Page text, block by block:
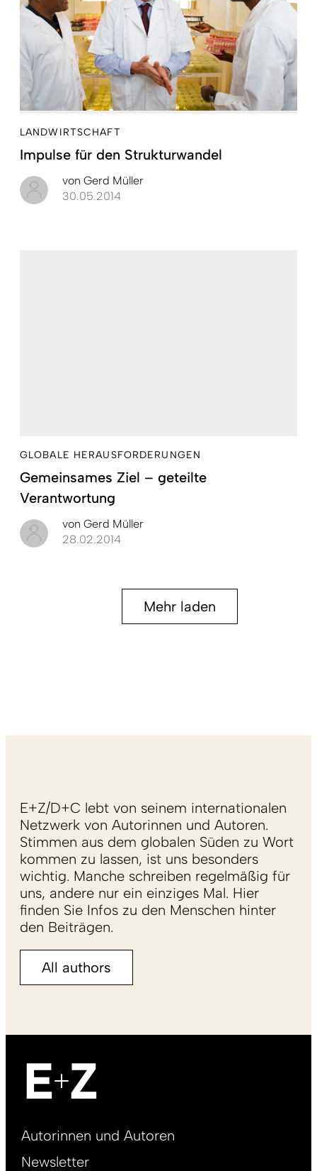
LANDWIRTSCHAFT
Impulse für den Strukturwandel
von Gerd Müller
30.05.2014
GLOBALE HERAUSFORDERUNGEN
Gemeinsames Ziel – geteilte
Verantwortung
von Gerd Müller
28.02.2014
Mehr laden
E+Z/D+C lebt von seinem internationalen
Netzwerk von Autorinnen und Autoren.
Stimmen aus dem globalen Süden zu Wort
kommen zu lassen, ist uns besonders
wichtig. Manche schreiben regelmäßig für
uns, andere nur ein einziges Mal. Hier
finden Sie Infos zu den Menschen hinter
den Beiträgen.
All authors
Footer
DE
Autorinnen und Autoren
Newsletter